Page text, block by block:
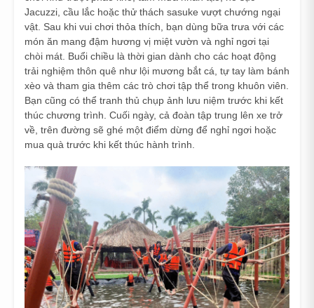
Jacuzzi, cầu lắc hoặc thử thách sasuke vượt chướng ngại
vật. Sau khi vui chơi thỏa thích, bạn dùng bữa trưa với các
món ăn mang đậm hương vị miệt vườn và nghỉ ngơi tại
chòi mát. Buổi chiều là thời gian dành cho các hoạt động
trải nghiệm thôn quê như lội mương bắt cá, tự tay làm bánh
xèo và tham gia thêm các trò chơi tập thể trong khuôn viên.
Bạn cũng có thể tranh thủ chụp ảnh lưu niệm trước khi kết
thúc chương trình. Cuối ngày, cả đoàn tập trung lên xe trở
về, trên đường sẽ ghé một điểm dừng để nghỉ ngơi hoặc
mua quà trước khi kết thúc hành trình.